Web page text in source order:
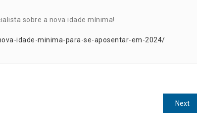
sobre a nova idade mínima!
idade-minima-para-se-aposentar-em-2024/
Next